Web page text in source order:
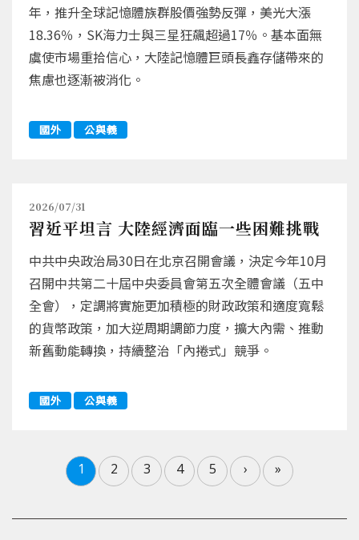
年，推升全球記憶體族群股價強勢反彈，美光大漲
18.36％，SK海力士與三星狂飆超過17％。基本面無
虞使市場重拾信心，大陸記憶體巨頭長鑫存儲帶來的
焦慮也逐漸被消化。
國外 公與義
2026/07/31
習近平坦言 大陸經濟面臨一些困難挑戰
中共中央政治局30日在北京召開會議，決定今年10月
召開中共第二十屆中央委員會第五次全體會議（五中
全會），定調將實施更加積極的財政政策和適度寬鬆
的貨幣政策，加大逆周期調節力度，擴大內需、推動
新舊動能轉換，持續整治「內捲式」競爭。
國外 公與義
1 2 3 4 5 › »